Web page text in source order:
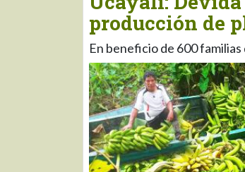
producción de
En beneficio de 600